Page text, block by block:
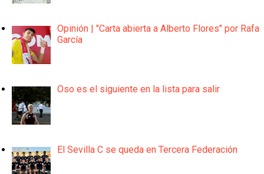
Opinión | "Carta abierta a Alberto Flores" por Rafa
García
Oso es el siguiente en la lista para salir
El Sevilla C se queda en Tercera Federación